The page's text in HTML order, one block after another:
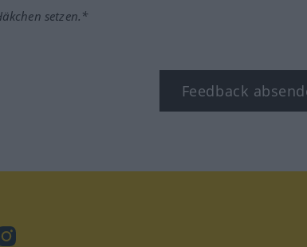
setzen.*
Feedback
Instagram